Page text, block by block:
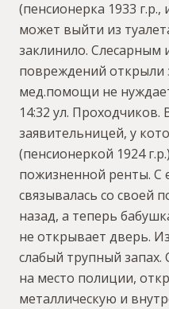
(пенсионерка 1933
может выйти из
заклинило. Слесарным
повреждений открыли
мед.помощи не
14:32 ул. Проходчиков.
заявительницей, у
(пенсионеркой 1924
пожизненной ренты. С
связывалась со своей
назад, а теперь
не открывает дверь.
слабый трупный
на место полиции,
металлическую и